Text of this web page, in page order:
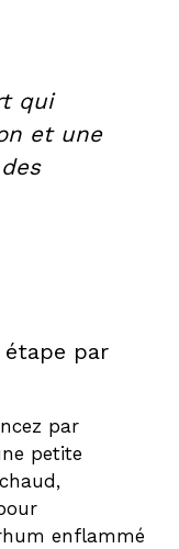
qui
et une
par
par
petite
enflammé